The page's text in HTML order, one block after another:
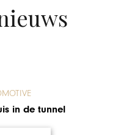
in de tunnel